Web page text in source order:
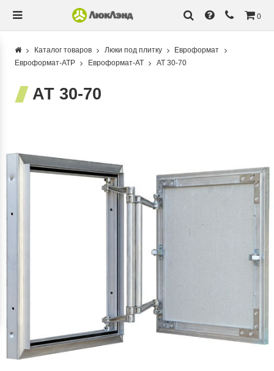
0
Каталог товаров Люки под плитку
Евроформат
Евроформат-АТР
Евроформат-АТ АТ 30-70
АТ 30-70